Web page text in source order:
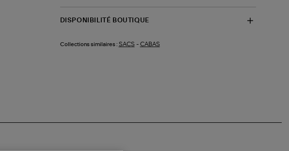
DISPONIBILITÉ BOUTIQUE
Collections similaires : SACS - CABAS